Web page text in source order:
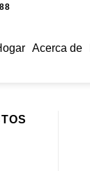
Acerca de